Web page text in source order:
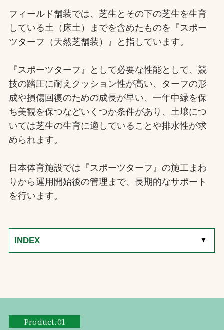
ソーシャルメディアポリシー
InstagramFacebookYouTube
文字の見えづらさや操作にお困りの方へ
フィールド舗装では、芝生とその下の芝生を生育
している土（床土）までを含めたものを『スポー
ツターフ（天然芝舗装）』と指しています。
『スポーツターフ』として必要な性能として、競
技の踏圧に耐えクッション性が高い、ターフの形
成や損傷回復のための成長が早い、一年中緑を保
ち美観を保つなどいくつか条件があり、土壌につ
いては芝生の生育に適していることや排水性が求
められます。
日本体育施設では『スポーツターフ』の施工まわ
りから運用開始後の管理まで、長期的なサポート
を行います。
INDEX ▼
Product.01